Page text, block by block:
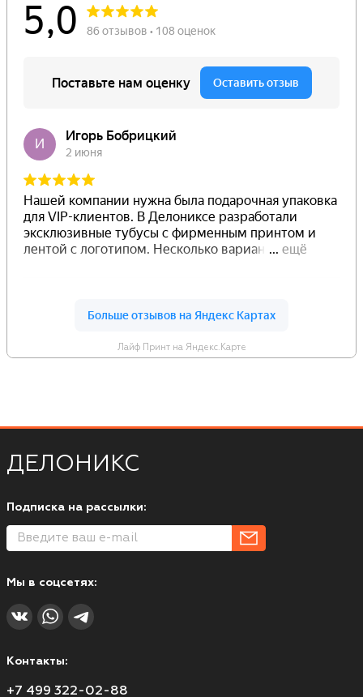
Лайф Принт на Яндекс.Карте
ДЕЛОНИКС
Подписка на рассылки:
Мы в соцсетях:
Контакты:
+7 499 322-02-88